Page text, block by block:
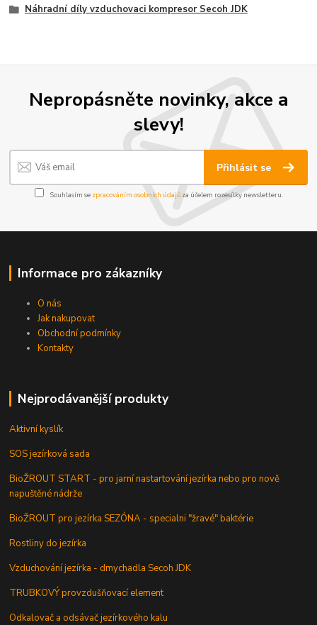
Náhradní díly vzduchovaci kompresor Secoh JDK
Nepropásněte novinky, akce a
slevy!
Přihlásit se
Souhlasím se zpracováním osobních údajůza účelem rozesílky newsletteru.
Informace pro zákazníky
O nás
Jak nakupovat
Obchodní podmínky
Kontakty
Nejprodávanější produkty
Aktivní kyslík
SOS jezírková sada
BioŽROUT START - pro jarní nastartování jezírka nebo pro nově
napuštěné nádrže
BioŽROUT pro jezírka SEZÓNA - specialni "žravé" baktérie
Rostliny do jezírka
Vzduchování jezírka - dmychadla Secoh JDK
TRUBKOVÝ provzdušňovací element
Odkalovač a odsávač jezírkového kalu